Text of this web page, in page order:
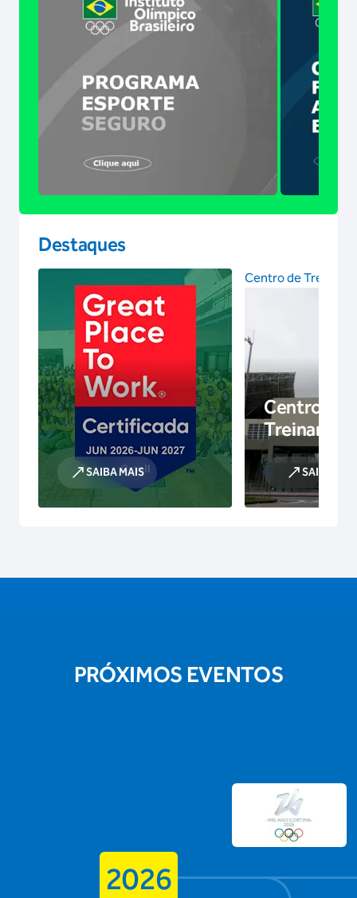
Destaques
SAIBA MAIS
Centro de
Centro de
SAIBA
PRÓXIMOS EVENTOS
2026